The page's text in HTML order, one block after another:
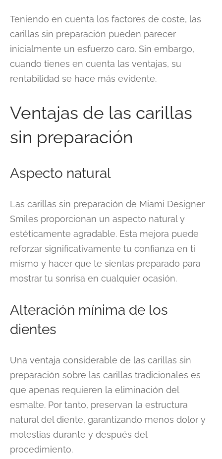
Teniendo en cuenta los factores de coste, las
carillas sin preparación pueden parecer
inicialmente un esfuerzo caro. Sin embargo,
cuando tienes en cuenta las ventajas, su
rentabilidad se hace más evidente.
Ventajas de las carillas
sin preparación
Aspecto natural
Las carillas sin preparación de Miami Designer
Smiles proporcionan un aspecto natural y
estéticamente agradable. Esta mejora puede
reforzar significativamente tu confianza en ti
mismo y hacer que te sientas preparado para
mostrar tu sonrisa en cualquier ocasión.
Alteración mínima de los
dientes
Una ventaja considerable de las carillas sin
preparación sobre las carillas tradicionales es
que apenas requieren la eliminación del
esmalte. Por tanto, preservan la estructura
natural del diente, garantizando menos dolor y
molestias durante y después del
procedimiento.